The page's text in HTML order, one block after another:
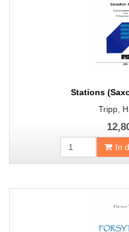
Stations
Tripp,
In